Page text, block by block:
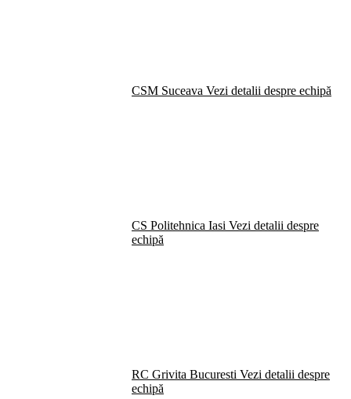
CSM Suceava Vezi detalii despre echipă
CS Politehnica Iasi Vezi detalii despre
echipă
RC Grivita Bucuresti Vezi detalii despre
echipă